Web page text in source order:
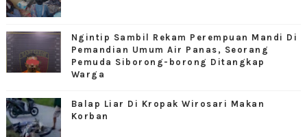
Ngintip Sambil Rekam Perempuan Mandi Di
Pemandian Umum Air Panas, Seorang
Pemuda Siborong-borong Ditangkap
Warga
Balap Liar Di Kropak Wirosari Makan
Korban